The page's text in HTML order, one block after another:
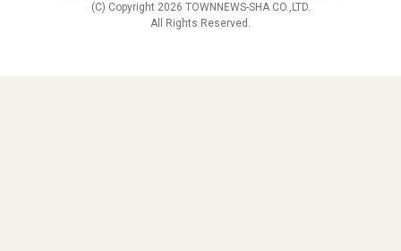
(C) Copyright 2026 TOWNNEWS-SHA CO.,LTD.
All Rights Reserved.